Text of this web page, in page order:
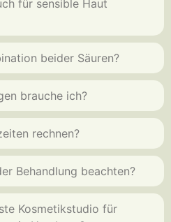
für sensible Haut
beider Säuren?
brauche ich?
rechnen?
Behandlung beachten?
Kosmetikstudio für